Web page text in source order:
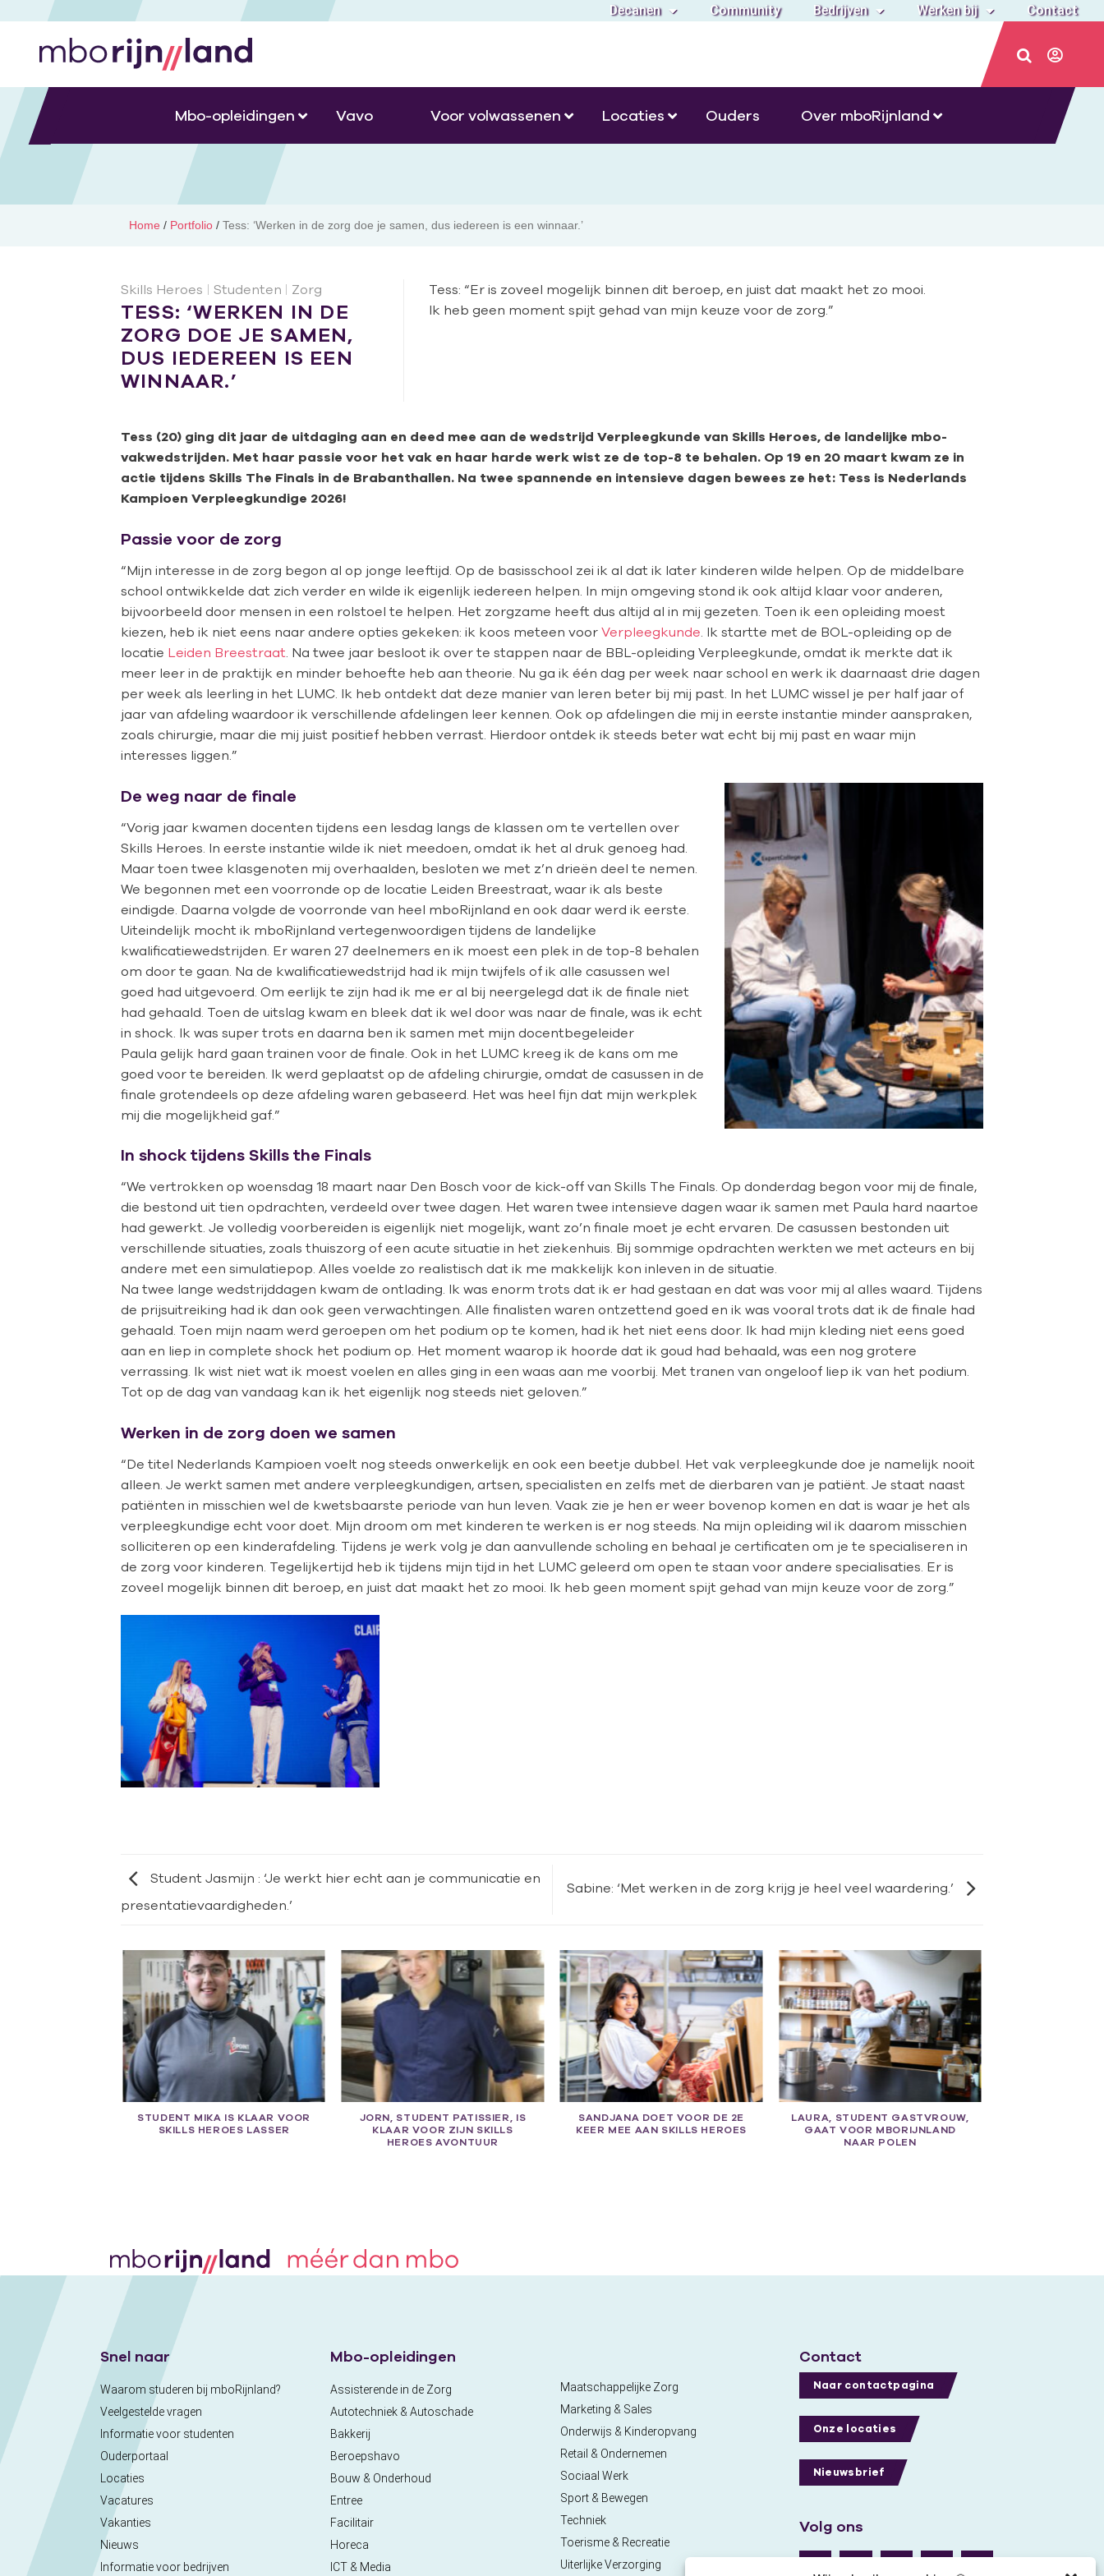
Decanen Community Bedrijven Werken bij Contact
Mbo-opleidingen Vavo Voor volwassenen Locaties Ouders Over mboRijnland
Home / Portfolio / Tess: ‘Werken in de zorg doe je samen, dus iedereen is een winnaar.’
Skills Heroes | Studenten | Zorg
TESS: ‘WERKEN IN DE
ZORG DOE JE SAMEN,
DUS IEDEREEN IS EEN
WINNAAR.’
Tess: “Er is zoveel mogelijk binnen dit beroep, en juist dat maakt het zo mooi.
Ik heb geen moment spijt gehad van mijn keuze voor de zorg.”
Tess (20) ging dit jaar de uitdaging aan en deed mee aan de wedstrijd Verpleegkunde van Skills Heroes, de landelijke mbo-
vakwedstrijden. Met haar passie voor het vak en haar harde werk wist ze de top-8 te behalen. Op 19 en 20 maart kwam ze in
actie tijdens Skills The Finals in de Brabanthallen. Na twee spannende en intensieve dagen bewees ze het: Tess is Nederlands
Kampioen Verpleegkundige 2026!
Passie voor de zorg
“Mijn interesse in de zorg begon al op jonge leeftijd. Op de basisschool zei ik al dat ik later kinderen wilde helpen. Op de middelbare
school ontwikkelde dat zich verder en wilde ik eigenlijk iedereen helpen. In mijn omgeving stond ik ook altijd klaar voor anderen,
bijvoorbeeld door mensen in een rolstoel te helpen. Het zorgzame heeft dus altijd al in mij gezeten. Toen ik een opleiding moest
kiezen, heb ik niet eens naar andere opties gekeken: ik koos meteen voor Verpleegkunde . Ik startte met de BOL-opleiding op de
locatie Leiden Breestraat . Na twee jaar besloot ik over te stappen naar de BBL-opleiding Verpleegkunde, omdat ik merkte dat ik
meer leer in de praktijk en minder behoefte heb aan theorie. Nu ga ik één dag per week naar school en werk ik daarnaast drie dagen
per week als leerling in het LUMC. Ik heb ontdekt dat deze manier van leren beter bij mij past. In het LUMC wissel je per half jaar of
jaar van afdeling waardoor ik verschillende afdelingen leer kennen. Ook op afdelingen die mij in eerste instantie minder aanspraken,
zoals chirurgie, maar die mij juist positief hebben verrast. Hierdoor ontdek ik steeds beter wat echt bij mij past en waar mijn
interesses liggen.”
De weg naar de finale
“Vorig jaar kwamen docenten tijdens een lesdag langs de klassen om te vertellen over
Skills Heroes. In eerste instantie wilde ik niet meedoen, omdat ik het al druk genoeg had.
Maar toen twee klasgenoten mij overhaalden, besloten we met z’n drieën deel te nemen.
We begonnen met een voorronde op de locatie Leiden Breestraat, waar ik als beste
eindigde. Daarna volgde de voorronde van heel mboRijnland en ook daar werd ik eerste.
Uiteindelijk mocht ik mboRijnland vertegenwoordigen tijdens de landelijke
kwalificatiewedstrijden. Er waren 27 deelnemers en ik moest een plek in de top-8 behalen
om door te gaan. Na de kwalificatiewedstrijd had ik mijn twijfels of ik alle casussen wel
goed had uitgevoerd. Om eerlijk te zijn had ik me er al bij neergelegd dat ik de finale niet
had gehaald. Toen de uitslag kwam en bleek dat ik wel door was naar de finale, was ik echt
in shock. Ik was super trots en daarna ben ik samen met mijn docentbegeleider
Paula gelijk hard gaan trainen voor de finale. Ook in het LUMC kreeg ik de kans om me
goed voor te bereiden. Ik werd geplaatst op de afdeling chirurgie, omdat de casussen in de
finale grotendeels op deze afdeling waren gebaseerd. Het was heel fijn dat mijn werkplek
mij die mogelijkheid gaf.”
In shock tijdens Skills the Finals
“We vertrokken op woensdag 18 maart naar Den Bosch voor de kick-off van Skills The Finals. Op donderdag begon voor mij de finale,
die bestond uit tien opdrachten, verdeeld over twee dagen. Het waren twee intensieve dagen waar ik samen met Paula hard naartoe
had gewerkt. Je volledig voorbereiden is eigenlijk niet mogelijk, want zo’n finale moet je echt ervaren. De casussen bestonden uit
verschillende situaties, zoals thuiszorg of een acute situatie in het ziekenhuis. Bij sommige opdrachten werkten we met acteurs en bij
andere met een simulatiepop. Alles voelde zo realistisch dat ik me makkelijk kon inleven in de situatie.
Na twee lange wedstrijddagen kwam de ontlading. Ik was enorm trots dat ik er had gestaan en dat was voor mij al alles waard. Tijdens
de prijsuitreiking had ik dan ook geen verwachtingen. Alle finalisten waren ontzettend goed en ik was vooral trots dat ik de finale had
gehaald. Toen mijn naam werd geroepen om het podium op te komen, had ik het niet eens door. Ik had mijn kleding niet eens goed
aan en liep in complete shock het podium op. Het moment waarop ik hoorde dat ik goud had behaald, was een nog grotere
verrassing. Ik wist niet wat ik moest voelen en alles ging in een waas aan me voorbij. Met tranen van ongeloof liep ik van het podium.
Tot op de dag van vandaag kan ik het eigenlijk nog steeds niet geloven.”
Werken in de zorg doen we samen
“De titel Nederlands Kampioen voelt nog steeds onwerkelijk en ook een beetje dubbel. Het vak verpleegkunde doe je namelijk nooit
alleen. Je werkt samen met andere verpleegkundigen, artsen, specialisten en zelfs met de dierbaren van je patiënt. Je staat naast
patiënten in misschien wel de kwetsbaarste periode van hun leven. Vaak zie je hen er weer bovenop komen en dat is waar je het als
verpleegkundige echt voor doet. Mijn droom om met kinderen te werken is er nog steeds. Na mijn opleiding wil ik daarom misschien
solliciteren op een kinderafdeling. Tijdens je werk volg je dan aanvullende scholing en behaal je certificaten om je te specialiseren in
de zorg voor kinderen. Tegelijkertijd heb ik tijdens mijn tijd in het LUMC geleerd om open te staan voor andere specialisaties. Er is
zoveel mogelijk binnen dit beroep, en juist dat maakt het zo mooi. Ik heb geen moment spijt gehad van mijn keuze voor de zorg.”
Student Jasmijn : ‘Je werkt hier echt aan je communicatie en
presentatievaardigheden.’
Sabine: ‘Met werken in de zorg krijg je heel veel waardering.’
STUDENT MIKA IS KLAAR VOOR
SKILLS HEROES LASSER
JORN, STUDENT PATISSIER, IS
KLAAR VOOR ZIJN SKILLS
HEROES AVONTUUR
SANDJANA DOET VOOR DE 2E
KEER MEE AAN SKILLS HEROES
LAURA, STUDENT GASTVROUW,
GAAT VOOR MBORIJNLAND
NAAR POLEN
Snel naar
Waarom studeren bij mboRijnland?
Veelgestelde vragen
Informatie voor studenten
Ouderportaal
Locaties
Vacatures
Vakanties
Nieuws
Informatie voor bedrijven
Mbo-opleidingen
Assisterende in de Zorg
Autotechniek & Autoschade
Bakkerij
Beroepshavo
Bouw & Onderhoud
Entree
Facilitair
Horeca
ICT & Media
Maatschappelijke Zorg
Marketing & Sales
Onderwijs & Kinderopvang
Retail & Ondernemen
Sociaal Werk
Sport & Bewegen
Techniek
Toerisme & Recreatie
Uiterlijke Verzorging
Contact
Naar contactpagina
Onze locaties
Nieuwsbrief
Volg ons